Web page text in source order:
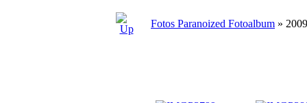
Fotos Paranoized Fotoalbum »